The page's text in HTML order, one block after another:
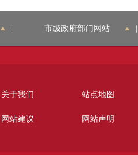
市级政府部门网站
关于我们 站点地图
网站建议 网站声明